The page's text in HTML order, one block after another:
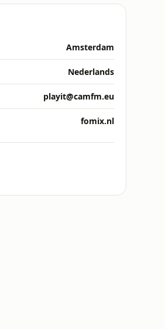
Amsterdam
Nederlands
playit@camfm.eu
fomix.nl